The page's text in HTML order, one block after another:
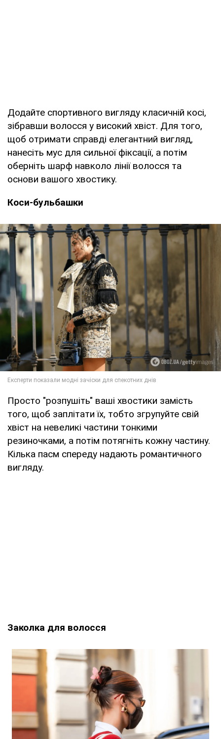
Додайте спортивного вигляду класичній косі,
зібравши волосся у високий хвіст. Для того,
щоб отримати справді елегантний вигляд,
нанесіть мус для сильної фіксації, а потім
оберніть шарф навколо лінії волосся та
основи вашого хвостику.
Коси-бульбашки
Просто "розпушіть" ваші хвостики замість
того, щоб заплітати їх, тобто згрупуйте свій
хвіст на невеликі частини тонкими
резиночками, а потім потягніть кожну частину.
Кілька пасм спереду надають романтичного
вигляду.
Заколка для волосся